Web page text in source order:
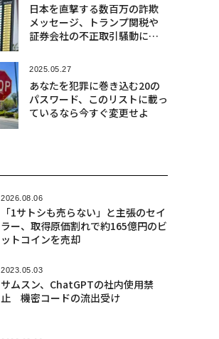
日本を直撃する数百万の詐欺
メッセージ、トランプ関税や
証券会社の不正取引騒動に便
2025.05.27
あなたを犯罪に巻き込む20の
パスワード、このリストに載っ
ているなら今すぐ変更せよ
2026.08.06
「1サトシも売らない」と主張のセイ
ラー、取得原価割れで約165億円のビ
ットコインを売却
2023.05.03
サムスン、ChatGPTの社内使用禁
止 機密コードの流出受け